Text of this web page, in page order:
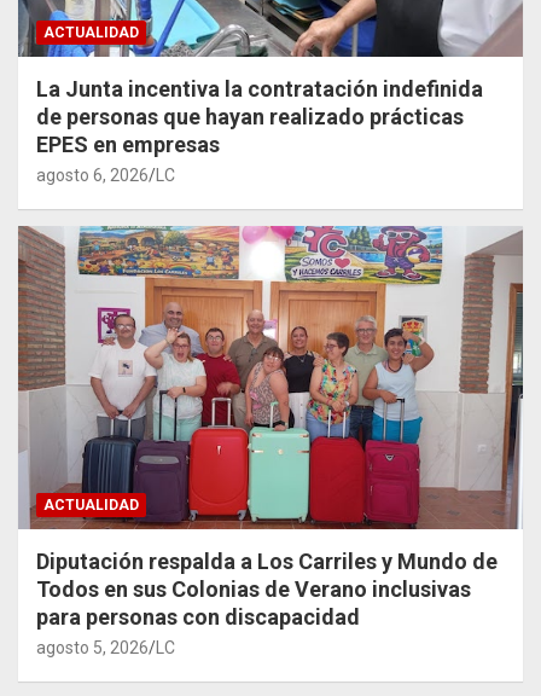
ACTUALIDAD
La Junta incentiva la contratación indefinida
de personas que hayan realizado prácticas
EPES en empresas
agosto 6, 2026 LC
ACTUALIDAD
Diputación respalda a Los Carriles y Mundo de
Todos en sus Colonias de Verano inclusivas
para personas con discapacidad
agosto 5, 2026 LC